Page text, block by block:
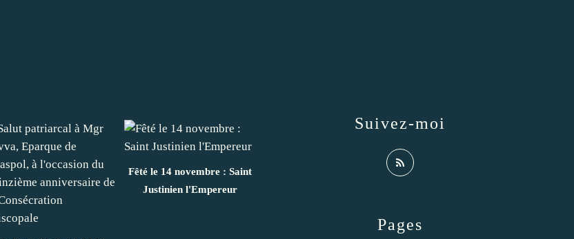
Fêté le 14 novembre : Saint
Justinien l'Empereur
Pages
Suivez-moi